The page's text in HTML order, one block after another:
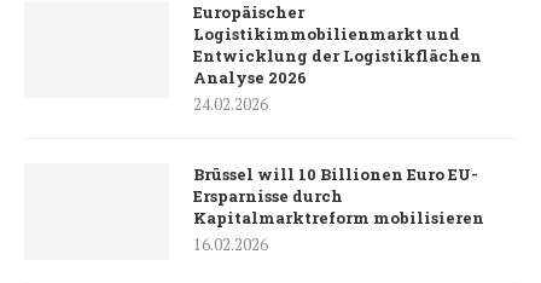
Europäischer
Logistikimmobilienmarkt und
Entwicklung der Logistikflächen
Analyse 2026
24.02.2026
Brüssel will 10 Billionen Euro EU-
Ersparnisse durch
Kapitalmarktreform mobilisieren
16.02.2026